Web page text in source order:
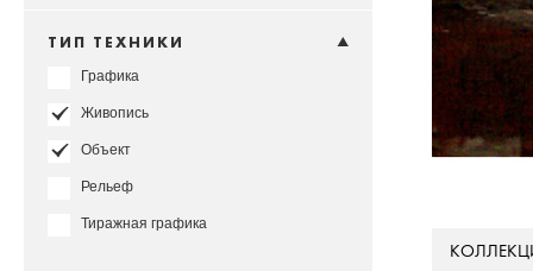
ТИП ТЕХНИКИ
Графика
Живопись
Объект
Рельеф
Тиражная графика